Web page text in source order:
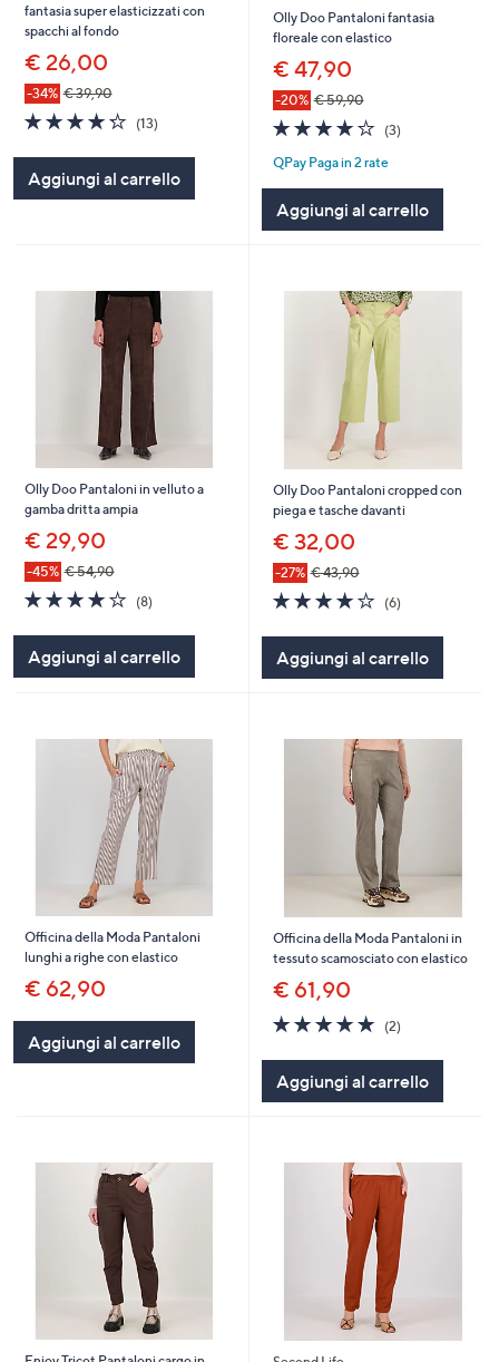
fantasia super elasticizzati con
spacchi al fondo
€ 26,00
-34% € 39,90
4.2
of
5
Stars
(13)
Aggiungi al carrello
Olly Doo Pantaloni fantasia
floreale con elastico
€ 47,90
-20% € 59,90
4.0
of
5
(3)
QPay Paga in 2 rate
Aggiungi al carrello
Olly Doo Pantaloni in velluto a
gamba dritta ampia
€ 29,90
-45% € 54,90
4.1
of
5
Stars
(8)
Aggiungi al carrello
Olly Doo Pantaloni cropped con
piega e tasche davanti
€ 32,00
-27% € 43,90
4.2
of
5
Stars
(6)
Aggiungi al carrello
Officina della Moda Pantaloni
lunghi a righe con elastico
€ 62,90
Aggiungi al carrello
Officina della Moda Pantaloni in
tessuto scamosciato con elastico
€ 61,90
5.0
of
5
Stars
(2)
Aggiungi al carrello